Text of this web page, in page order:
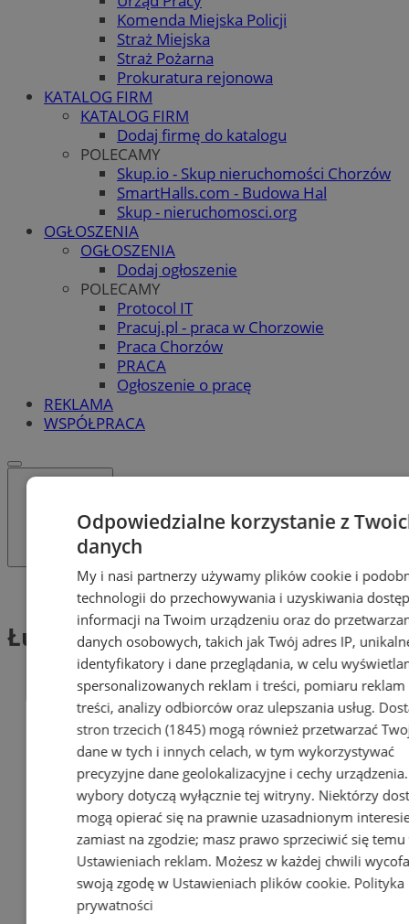
Komenda Miejska Policji
Straż Miejska
Straż Pożarna
Prokuratura rejonowa
KATALOG FIRM
KATALOG FIRM
Dodaj firmę do katalogu
POLECAMY
Skup.io - Skup nieruchomości Chorzów
SmartHalls.com - Budowa Hal
Skup - nieruchomosci.org
OGŁOSZENIA
OGŁOSZENIA
Dodaj ogłoszenie
POLECAMY
Protocol IT
Pracuj.pl - praca w Chorzowie
Praca Chorzów
PRACA
Ogłoszenie o pracę
REKLAMA
WSPÓŁPRACA
Tag: Łucznictwo
Łucznictwo (1)
Odpowiedzialne korzystanie z
danych
My i nasi partnerzy używamy plików cookie i
technologii do przechowywania i uzyskiwania
informacji na Twoim urządzeniu oraz do
danych osobowych, takich jak Twój adres IP,
identyfikatory i dane przeglądania, w celu
spersonalizowanych reklam i treści, pomiaru reklam
treści, analizy odbiorców oraz ulepszania usług.
stron trzecich (1845)mogą również przetwarzać
dane w tych i innych celach, w tym wykorzystywać
precyzyjne dane geolokalizacyjne i cechy
wybory dotyczą wyłącznie tej witryny. Niektórzy
mogą opierać się na prawnie uzasadnionym
zamiast na zgodzie; masz prawo sprzeciwić się temu
Ustawieniach reklam. Możesz w każdej chwili
swoją zgodę w Ustawieniach plików cookie. Polityka
prywatności